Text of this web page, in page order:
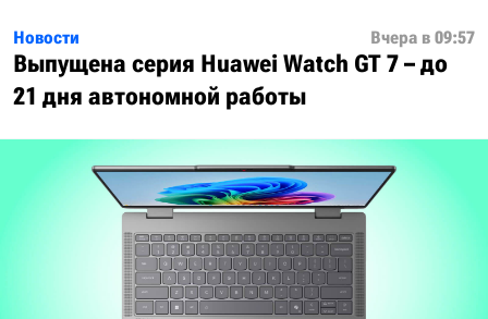
Новости Вчера в 09:57
Выпущена серия Huawei Watch GT 7 – до
21 дня автономной работы